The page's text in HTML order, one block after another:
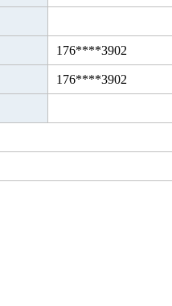
176****3902
176****3902